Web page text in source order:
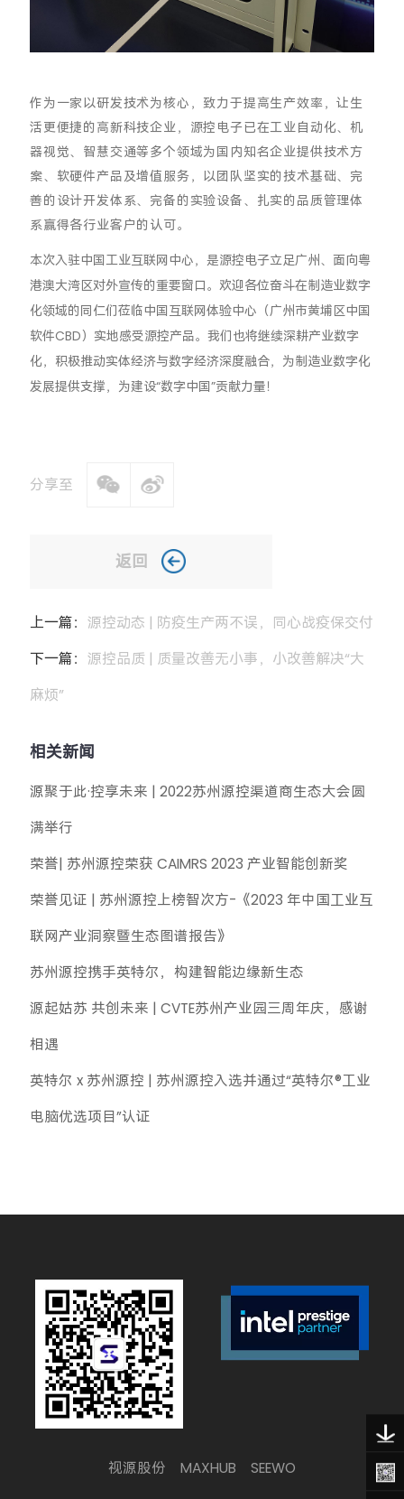
作为一家以研发技术为核心，致力于提高生产效率，让生
活更便捷的高新科技企业，源控电子已在工业自动化、机
器视觉、智慧交通等多个领域为国内知名企业提供技术方
案、软硬件产品及增值服务， 以团队坚实的技术基础、完
善的设计开发体系、完备的实验设备、扎实的品质管理体
系赢得各行业客户的认可。
本次入驻中国工业互联网中心，是源控电子立足广州、面向粤
港澳大湾区对外宣传的重要窗口。 欢迎各位奋斗在制造业数字
化领域的同仁们莅临中国互联网体验中心（广州市黄埔区中国
软件CBD）实地感受源控产品。 我们也将继续深耕产业数字
化，积极推动实体经济与数字经济深度融合，为制造业数字化
发展提供支撑，为建设“数字中国”贡献力量！
分享至
返回
上一篇： 源控动态 | 防疫生产两不误，同心战疫保交付
下一篇： 源控品质 | 质量改善无小事，小改善解决“大
麻烦”
相关新闻
源聚于此·控享未来 | 2022苏州源控渠道商生态大会圆
满举行
荣誉| 苏州源控荣获 CAIMRS 2023 产业智能创新奖
荣誉见证 | 苏州源控上榜智次方-《2023 年中国工业互
联网产业洞察暨生态图谱报告》
苏州源控携手英特尔，构建智能边缘新生态
源起姑苏 共创未来 | CVTE苏州产业园三周年庆，感谢
相遇
英特尔 x 苏州源控 | 苏州源控入选并通过“英特尔®工业
电脑优选项目”认证
视源股份 MAXHUB SEEWO